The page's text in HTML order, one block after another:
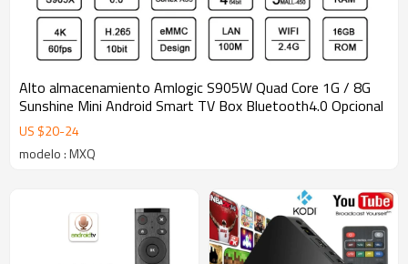
Alto almacenamiento Amlogic S905W Quad Core 1G / 8G
Sunshine Mini Android Smart TV Box Bluetooth4.0 Opcional
US $20-24
modelo : MXQ